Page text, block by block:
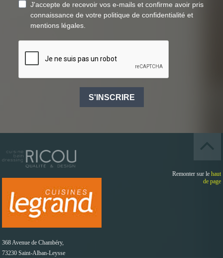
J'accepte de recevoir vos e-mails et confirme avoir pris
connaissance de votre politique de confidentialité et
mentions légales.
S'INSCRIRE
368 Avenue de Chambéry,
73230 Saint-Alban-Leysse
Remonter sur le haut
de page